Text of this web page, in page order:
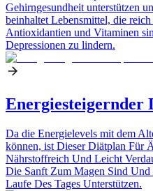
Gehirngesundheit unterstützen
beinhaltet Lebensmittel, die
Antioxidantien und Vitaminen
Depressionen zu lindern.
Da die Energielevels mit dem
können, ist Dieser Diätplan Für
Nährstoffreich Und Leicht
Die Sanft Zum Magen Sind
Laufe Des Tages Unterstützen.